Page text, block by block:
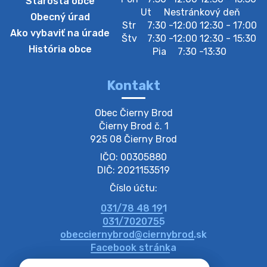
Oznamujeme obyvateľom, že v stredu 05. augusta
prebehne zber separovaného odpadu plastu. Prosíme
obyvateľov, aby vrecia s odpadom vyložili pred dom už
Oznámenie o plánovanom prerušení dodávky
Oznamujeme Vám, že v určitých dňoch bude v
niektorých častiach našej obce plánované prerušenie
distribúcie elektrickej energie. Podrobné informácie o
dátumoch, časoch a dotknutých …
4. augusta 2026 09:48
Zber BIO odpadu-BIO hulladék elszállítása
Obecný úrad v Čiernom Brode oznamuje obyvateľom,
že ďalší odvoz BIO odpadu sa uskutoční 03.08.2026
(pondelok). Prosíme obyvateľov, aby nádoby vyložili už
Obecný úrad
Ako vybaviť na úrade
História obce
Ut
Nestránkový deň
Str
7:30 -12:00 12:30 - 17:00
Štv
7:30 -12:00 12:30 - 15:30
Pia
7:30 -13:30
Kontakt
Obec Čierny Brod
Čierny Brod č. 1
925 08 Čierny Brod
IČO: 00305880
DIČ: 2021153519
Číslo účtu:
031/78 48 191
031/7020755
obecciernybrod@ciernybrod.sk
Facebook stránka